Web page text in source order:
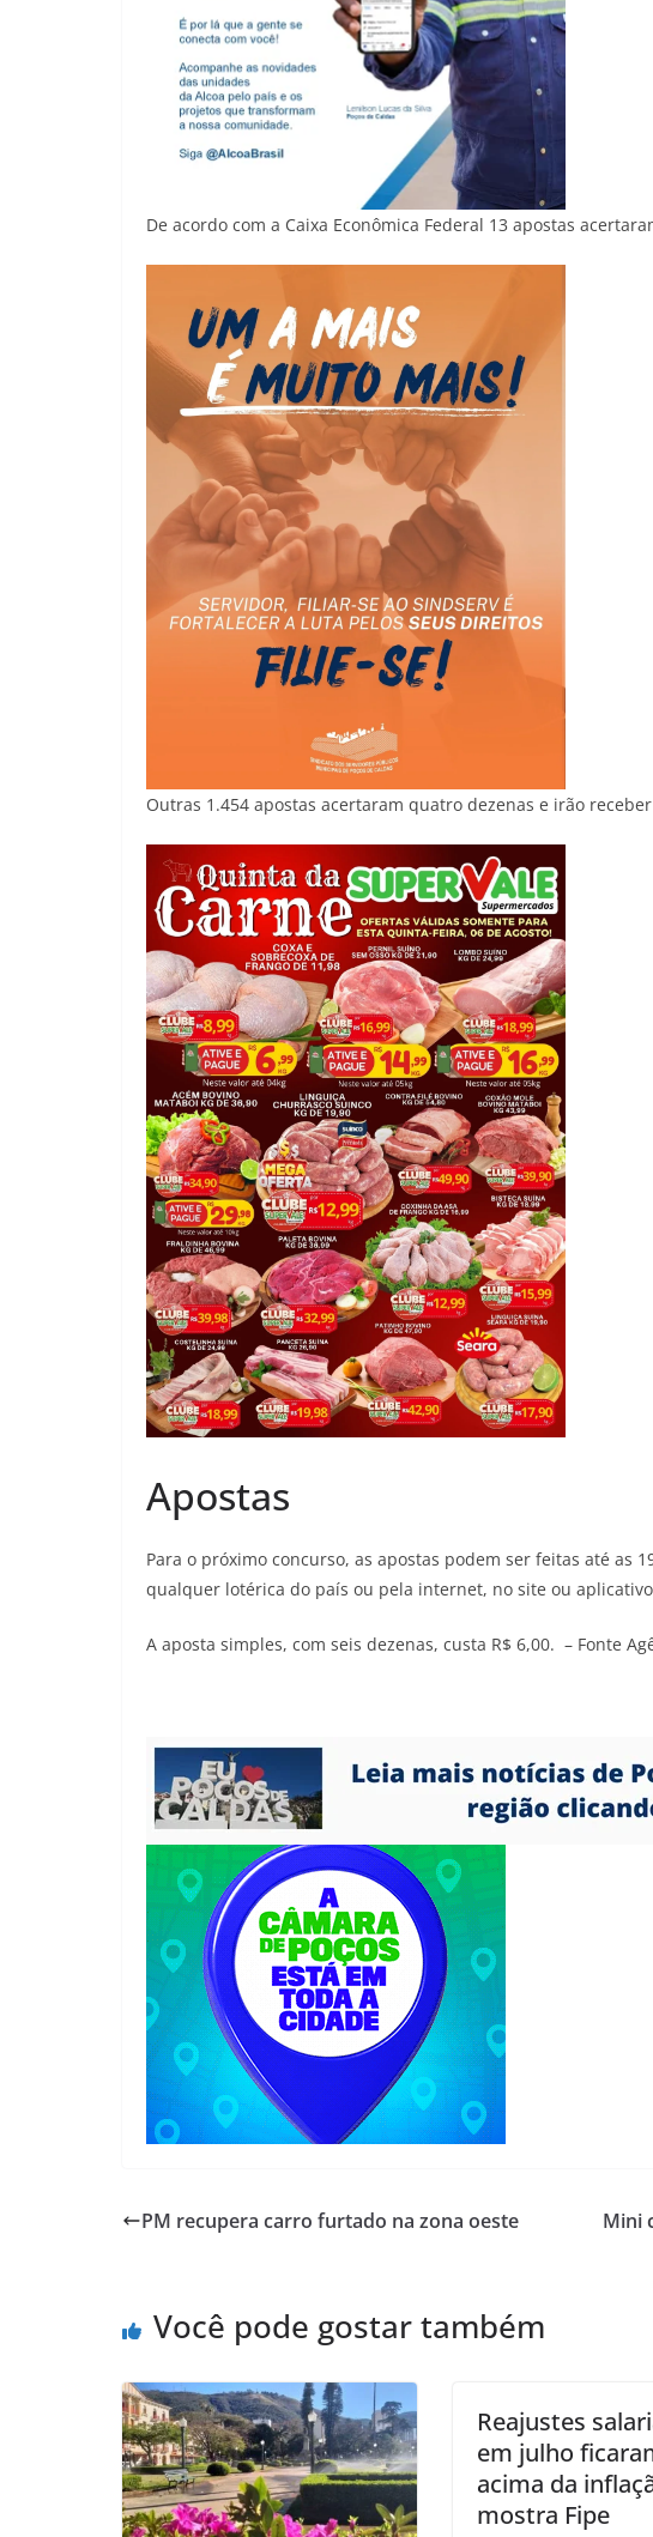
De acordo com a Caixa Econômica Federal 13 apostas
Outras 1.454 apostas acertaram quatro dezenas e irão receber
Apostas
Para o próximo concurso, as apostas podem ser feitas até as
qualquer lotérica do país ou pela internet, no site ou aplicativo
A aposta simples, com seis dezenas, custa R$ 6,00. – Fonte
PM recupera carro furtado na zona oeste
Mini
Você pode gostar também
Reajustes
em julho
acima da
mostra Fipe